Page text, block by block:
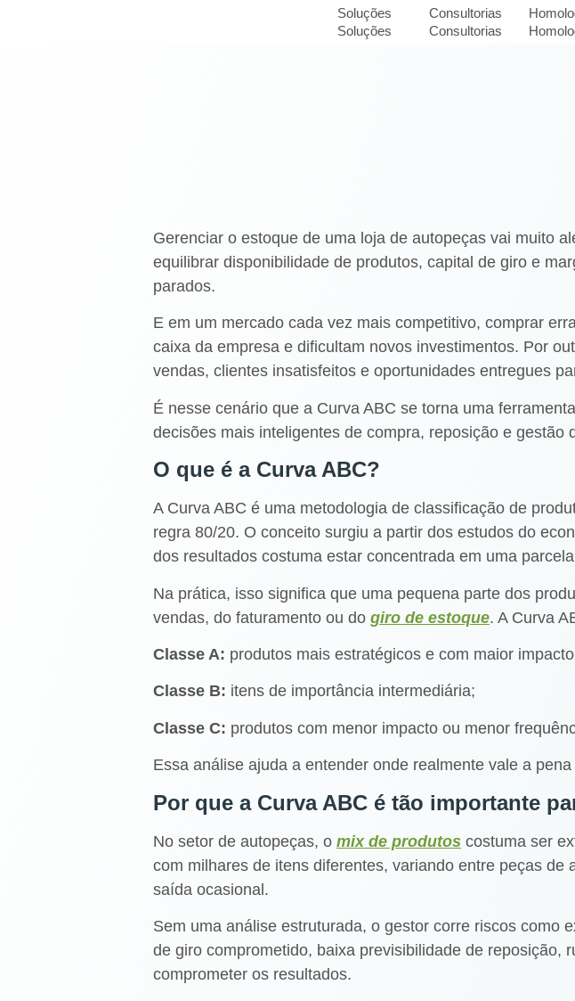
Soluções Consultorias
Soluções Consultorias
Gerenciar o estoque de uma loja de autopeças vai muito
equilibrar disponibilidade de produtos, capital de giro e
parados.
E em um mercado cada vez mais competitivo, comprar
caixa da empresa e dificultam novos investimentos. Por
vendas, clientes insatisfeitos e oportunidades entregues
É nesse cenário que a Curva ABC se torna uma
decisões mais inteligentes de compra, reposição e gestão
O que é a Curva ABC?
A Curva ABC é uma metodologia de classificação de
regra 80/20. O conceito surgiu a partir dos estudos do
dos resultados costuma estar concentrada em uma
Na prática, isso significa que uma pequena parte dos
vendas, do faturamento ou do giro de estoque. A Curva
Classe A: produtos mais estratégicos e com maior
Classe B: itens de importância intermediária;
Classe C: produtos com menor impacto ou menor
Essa análise ajuda a entender onde realmente vale a
Por que a Curva ABC é tão importante
No setor de autopeças, o mix de produtos costuma ser
com milhares de itens diferentes, variando entre peças
saída ocasional.
Sem uma análise estruturada, o gestor corre riscos como
de giro comprometido, baixa previsibilidade de reposição,
comprometer os resultados.